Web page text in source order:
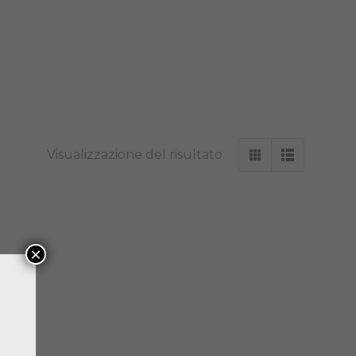
Visualizzazione del risultato
×